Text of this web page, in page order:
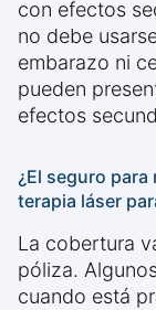
con efectos
no debe
embarazo ni
pueden
efectos
¿El seguro
terapia láser
La cobertura
póliza.
cuando está